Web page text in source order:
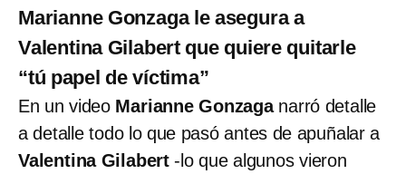
Marianne Gonzaga le asegura a
Valentina Gilabert que quiere quitarle
“tú papel de víctima”
En un video Marianne Gonzaganarró detalle
a detalle todo lo que pasó antes de apuñalar a
Valentina Gilabert-lo que algunos vieron